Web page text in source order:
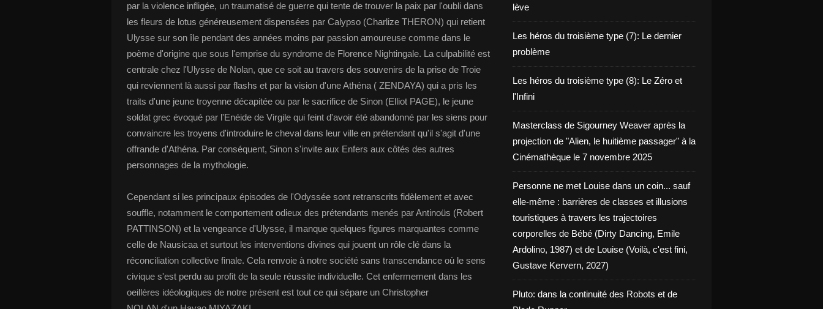
par la violence infligée, un traumatisé de guerre qui tente de trouver la paix par l'oubli dans
les fleurs de lotus généreusement dispensées par Calypso (Charlize THERON) qui retient
Ulysse sur son île pendant des années moins par passion amoureuse comme dans le
poème d'origine que sous l'emprise du syndrome de Florence Nightingale. La culpabilité est
centrale chez l'Ulysse de Nolan, que ce soit au travers des souvenirs de la prise de Troie
qui reviennent là aussi par flashs et par la vision d'une Athéna ( ZENDAYA) qui a pris les
traits d'une jeune troyenne décapitée ou par le sacrifice de Sinon (Elliot PAGE), le jeune
soldat grec évoqué par l'Enéide de Virgile qui feint d'avoir été abandonné par les siens pour
convaincre les troyens d'introduire le cheval dans leur ville en prétendant qu'il s'agit d'une
offrande d'Athéna. Par conséquent, Sinon s'invite aux Enfers aux côtés des autres
personnages de la mythologie.
Cependant si les principaux épisodes de l'Odyssée sont retranscrits fidèlement et avec
souffle, notamment le comportement odieux des prétendants menés par Antinoüs (Robert
PATTINSON) et la vengeance d'Ulysse, il manque quelques figures marquantes comme
celle de Nausicaa et surtout les interventions divines qui jouent un rôle clé dans la
réconciliation collective finale. Cela renvoie à notre société sans transcendance où le sens
civique s'est perdu au profit de la seule réussite individuelle. Cet enfermement dans les
oeillères idéologiques de notre présent est tout ce qui sépare un Christopher
lève
Les héros du troisième type (7): Le dernier
problème
Les héros du troisième type (8): Le Zéro et
l'Infini
Masterclass de Sigourney Weaver après la
projection de "Alien, le huitième passager" à la
Cinémathèque le 7 novembre 2025
Personne ne met Louise dans un coin... sauf
elle-même : barrières de classes et illusions
touristiques à travers les trajectoires
corporelles de Bébé (Dirty Dancing, Emile
Ardolino, 1987) et de Louise (Voilà, c'est fini,
Gustave Kervern, 2027)
Pluto: dans la continuité des Robots et de